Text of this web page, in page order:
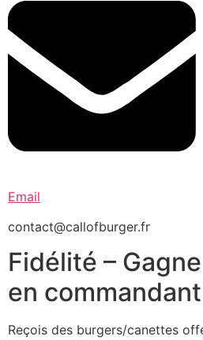
Email
contact@callofburger.fr
Fidélité –
en commandant
Reçois des burgers/canettes